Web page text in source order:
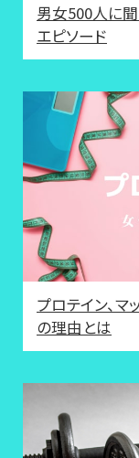
男女500人に
エピソード
プロテイン、
の理由とは